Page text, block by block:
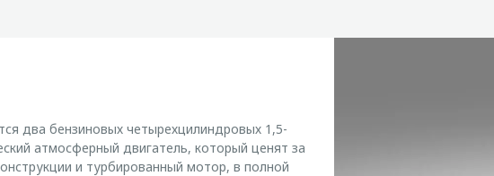
два бензиновых четырехцилиндровых 1,5-
атмосферный двигатель, который ценят за
и турбированный мотор, в полной